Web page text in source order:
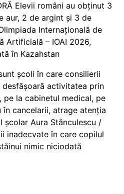
Elevii români au obținut 3
aur, 2 de argint și 3 de
Internațională de
Artificială – IOAI 2026,
în Kazahstan
școli în care consilierii
desfășoară activitatea prin
pe la cabinetul medical, pe
în cancelarii, atrage atenția
școlar Aura Stănculescu /
inadecvate în care copilul
nimic niciodată